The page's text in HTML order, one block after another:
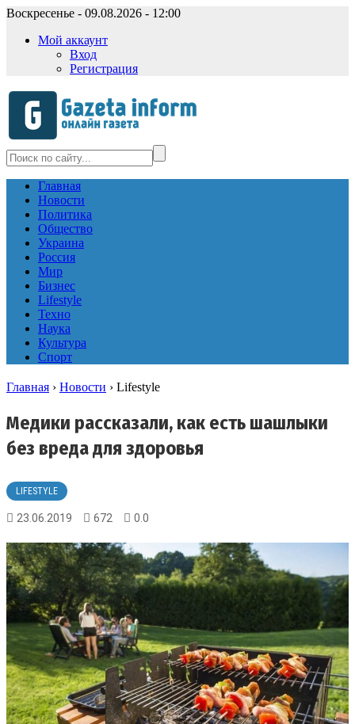
Воскресенье - 09.08.2026 - 12:00
Мой аккаунт
Вход
Регистрация
Главная
Новости
Политика
Общество
Украина
Россия
Мир
Бизнес
Lifestyle
Техно
Наука
Культура
Спорт
Главная › Новости › Lifestyle
Медики рассказали, как есть шашлыки
без вреда для здоровья
LIFESTYLE
23.06.2019 672 0.0